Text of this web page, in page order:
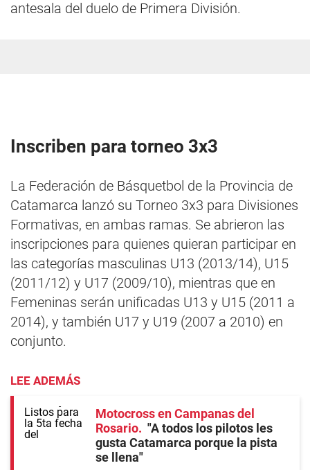
antesala del duelo de Primera División.
Inscriben para torneo 3x3
La Federación de Básquetbol de la Provincia de
Catamarca lanzó su Torneo 3x3 para Divisiones
Formativas, en ambas ramas. Se abrieron las
inscripciones para quienes quieran participar en
las categorías masculinas U13 (2013/14), U15
(2011/12) y U17 (2009/10), mientras que en
Femeninas serán unificadas U13 y U15 (2011 a
2014), y también U17 y U19 (2007 a 2010) en
conjunto.
LEE ADEMÁS
Motocross en Campanas del
Rosario
"A todos los pilotos les
gusta Catamarca porque la pista
se llena"